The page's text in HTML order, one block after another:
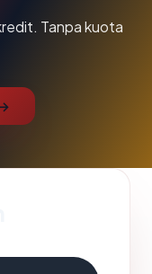
Tanpa kuota